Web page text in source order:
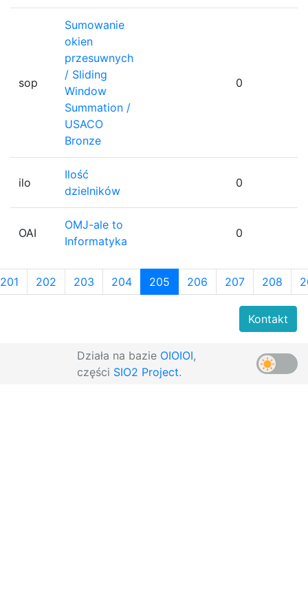
sop
Sumowanie
okien
przesuwnych
/ Sliding
Window
Summation /
USACO
Bronze
0
ilo
Ilość
dzielników
0
OAI
OMJ-ale to
Informatyka
0
201 202 203 204 205 206 207 208
Działa na bazie OIOIOI,
części SIO2 Project.
Kontakt